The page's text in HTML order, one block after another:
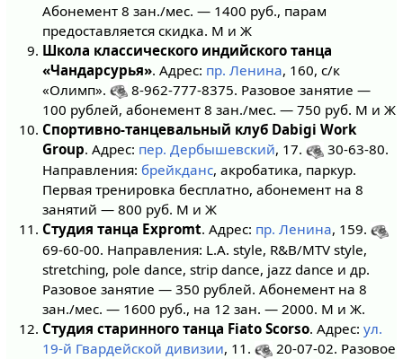
Абонемент 8 зан./мес. — 1400 руб., парам
предоставляется скидка. М и Ж
Школа классического индийского танца
«Чандарсурья». Адрес: пр. Ленина, 160, с/к
«Олимп».
8-962-777-8375. Разовое занятие —
100 рублей, абонемент 8 зан./мес. — 750 руб. М и Ж
Спортивно-танцевальный клуб Dabigi Work
Group. Адрес: пер. Дербышевский, 17.
30-63-80.
Направления: брейкданс, акробатика, паркур.
Первая тренировка бесплатно, абонемент на 8
занятий — 800 руб. М и Ж
Студия танца Expromt. Адрес: пр. Ленина, 159.
69-60-00. Направления: L.A. style, R&B/MTV style,
stretching, pole dance, strip dance, jazz dance и др.
Разовое занятие — 350 рублей. Абонемент на 8
зан./мес. — 1600 руб., на 12 зан. — 2000. М и Ж.
Студия старинного танца Fiato Scorso. Адрес: ул.
19-й Гвардейской дивизии, 11.
20-07-02. Разовое